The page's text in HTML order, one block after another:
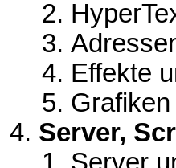
Effekte
Server,
Server